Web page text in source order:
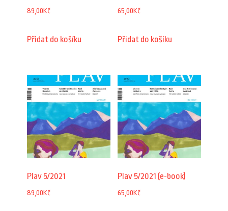
89,00Kč
Přidat do košíku
65,00Kč
Přidat do košíku
Plav 5/2021
89,00Kč
Plav 5/2021 (e-book)
65,00Kč